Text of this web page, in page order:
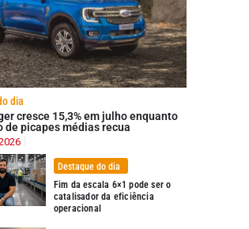
dia
cresce 15,3% em julho enquanto
de picapes médias recua
Destaque do dia
Fim da escala 6×1 pode ser o
catalisador da eficiência
operacional